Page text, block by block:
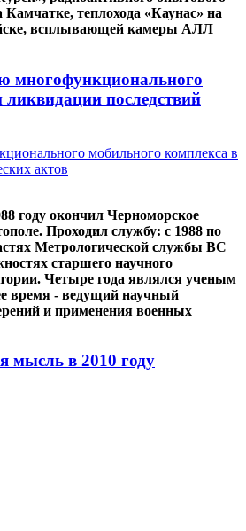
теплохода «Каунас» на
всплывающей камеры АЛЛ
многофункционального
последствий
году окончил Черноморское
Проходил службу: с 1988 по
Метрологической службы ВС
старшего научного
Четыре года являлся ученым
время - ведущий научный
и применения военных
мысль в 2010 году